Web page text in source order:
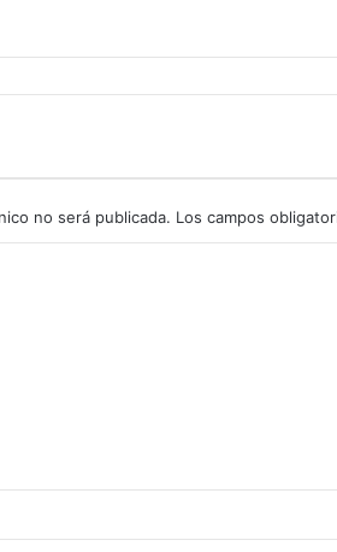
no será publicada. Los campos